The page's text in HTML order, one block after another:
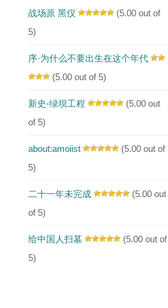
战场原 黑仪
(5.00 out of
5)
序·为什么不要出生在这个年代
(5.00 out of 5)
新史-绿坝工程
(5.00 out
of 5)
about:amoiist
(5.00 out of
5)
二十一年未完成
(5.00 out
of 5)
给中国人扫墓
(5.00 out of
5)